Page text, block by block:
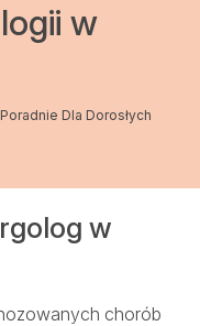
w
Poradnie Dla Dorosłych
w
chorób